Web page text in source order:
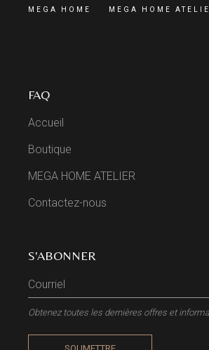
MEGA HOME MEGA HOME
FAQ
Accueil
Boutique
MEGA HOME ATELIER
Contactez-nous
S'ABONNER
Obtenez toutes les dernières offres et